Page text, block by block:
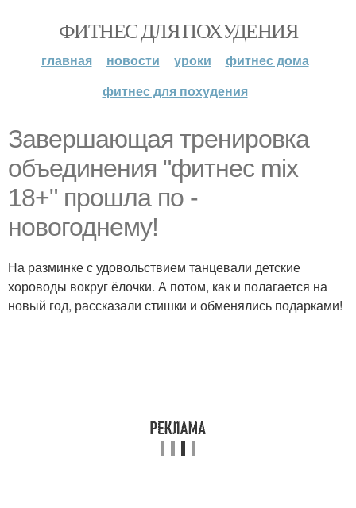
ФИТНЕС ДЛЯ ПОХУДЕНИЯ
главная новости уроки
фитнес дома
фитнес для похудения
Завершающая тренировка
объединения "фитнес mix
18+" прошла по -
новогоднему!
На разминке с удовольствием танцевали детские
хороводы вокруг ёлочки. А потом, как и полагается на
новый год, рассказали стишки и обменялись подарками!